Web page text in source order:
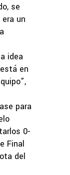
se
un
idea
en
para
0-
Final
del